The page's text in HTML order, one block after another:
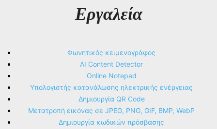
Εργαλεία
Φωνητικός κειμενογράφος
AI Content Detector
Online Notepad
Υπολογιστής κατανάλωσης ηλεκτρικής ενέργειας
Δημιουργία QR Code
Μετατροπή εικόνας σε JPEG, PNG, GIF, BMP, WebP
Δημιουργία κωδικών πρόσβασης